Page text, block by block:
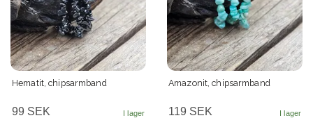
Hematit, chipsarmband
99 SEK
Amazonit, chipsarmband
119 SEK